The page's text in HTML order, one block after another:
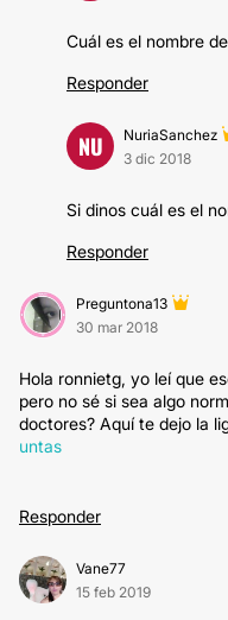
Cuál es el nombre
Responder
NU
NuriaSanchez
3 dic 2018
Si dinos cuál es el
Responder
Preguntona13
30 mar 2018
Hola ronnietg, yo leí que
pero no sé si sea algo
doctores? Aquí te dejo la
untas
Responder
Vane77
15 feb 2019